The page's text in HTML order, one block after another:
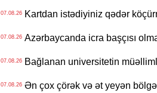
07.08.26Kartdan istədiyiniz qədər
07.08.26Azərbaycanda icra başçısı
07.08.26Bağlanan universitetin
07.08.26Ən çox çörək və ət yeyən